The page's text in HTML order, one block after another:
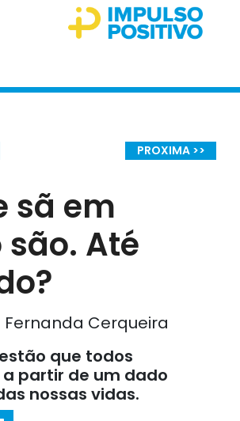
PROXIMA >>
sã em
Até
Fernanda Cerqueira
que todos
partir de um dado
nossas vidas.